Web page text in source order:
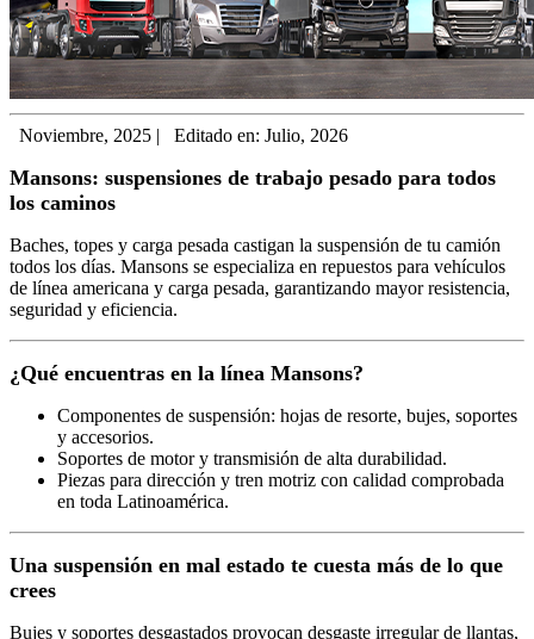
Noviembre, 2025 | Editado en: Julio, 2026
Mansons: suspensiones de trabajo pesado para todos
los caminos
Baches, topes y carga pesada castigan la suspensión de tu camión
todos los días. Mansons se especializa en repuestos para vehículos
de línea americana y carga pesada, garantizando mayor resistencia,
seguridad y eficiencia.
¿Qué encuentras en la línea Mansons?
Componentes de suspensión: hojas de resorte, bujes, soportes
y accesorios.
Soportes de motor y transmisión de alta durabilidad.
Piezas para dirección y tren motriz con calidad comprobada
en toda Latinoamérica.
Una suspensión en mal estado te cuesta más de lo que
crees
Bujes y soportes desgastados provocan desgaste irregular de llantas,